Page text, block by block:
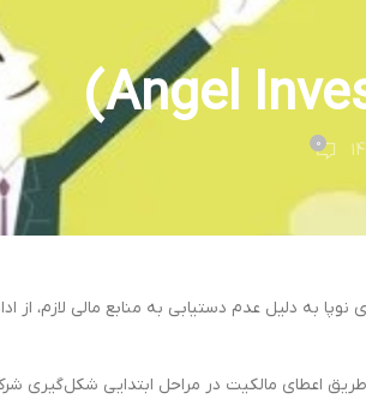
0
به دليل عدم دستيابي به منابع مالي لازم، از
از طريق اعطاي مالكيت در مراحل ابتدايي